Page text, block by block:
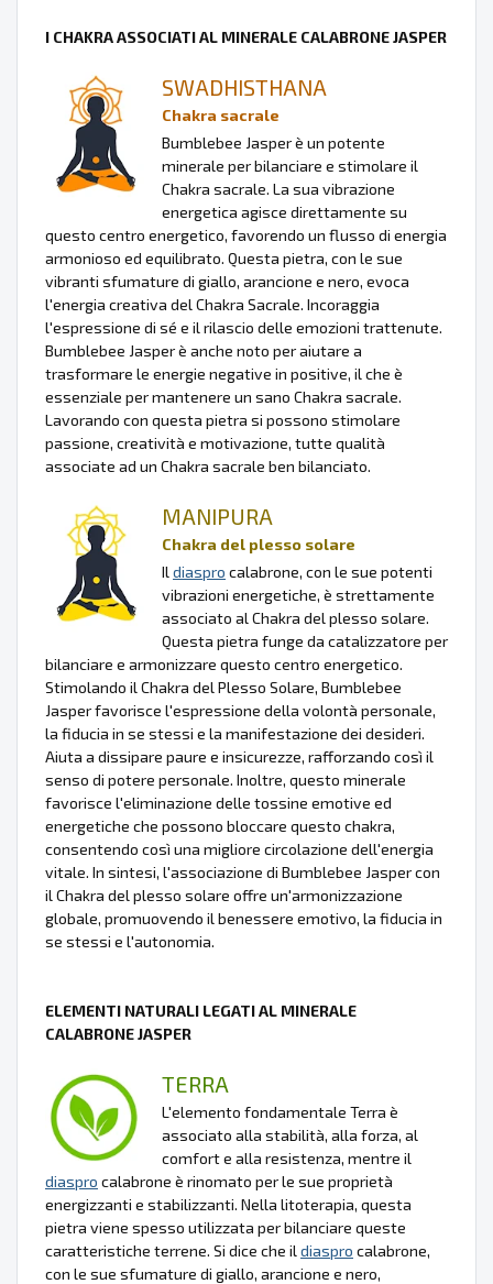
I CHAKRA ASSOCIATI AL MINERALE CALABRONE JASPER
SWADHISTHANA
Chakra sacrale
Bumblebee Jasper è un potente
minerale per bilanciare e stimolare il
Chakra sacrale. La sua vibrazione
energetica agisce direttamente su
questo centro energetico, favorendo un flusso di energia
armonioso ed equilibrato. Questa pietra, con le sue
vibranti sfumature di giallo, arancione e nero, evoca
l'energia creativa del Chakra Sacrale. Incoraggia
l'espressione di sé e il rilascio delle emozioni trattenute.
Bumblebee Jasper è anche noto per aiutare a
trasformare le energie negative in positive, il che è
essenziale per mantenere un sano Chakra sacrale.
Lavorando con questa pietra si possono stimolare
passione, creatività e motivazione, tutte qualità
associate ad un Chakra sacrale ben bilanciato.
MANIPURA
Chakra del plesso solare
Il diaspro calabrone, con le sue potenti
vibrazioni energetiche, è strettamente
associato al Chakra del plesso solare.
Questa pietra funge da catalizzatore per
bilanciare e armonizzare questo centro energetico.
Stimolando il Chakra del Plesso Solare, Bumblebee
Jasper favorisce l'espressione della volontà personale,
la fiducia in se stessi e la manifestazione dei desideri.
Aiuta a dissipare paure e insicurezze, rafforzando così il
senso di potere personale. Inoltre, questo minerale
favorisce l'eliminazione delle tossine emotive ed
energetiche che possono bloccare questo chakra,
consentendo così una migliore circolazione dell'energia
vitale. In sintesi, l'associazione di Bumblebee Jasper con
il Chakra del plesso solare offre un'armonizzazione
globale, promuovendo il benessere emotivo, la fiducia in
se stessi e l'autonomia.
ELEMENTI NATURALI LEGATI AL MINERALE
CALABRONE JASPER
TERRA
L'elemento fondamentale Terra è
associato alla stabilità, alla forza, al
comfort e alla resistenza, mentre il
diaspro calabrone è rinomato per le sue proprietà
energizzanti e stabilizzanti. Nella litoterapia, questa
pietra viene spesso utilizzata per bilanciare queste
caratteristiche terrene. Si dice che il diaspro calabrone,
con le sue sfumature di giallo, arancione e nero,